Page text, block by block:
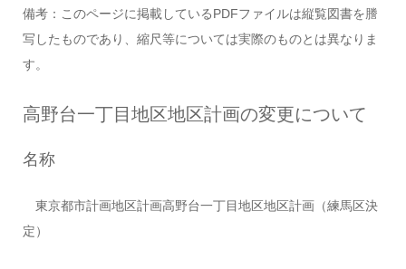
備考：このページに掲載しているPDFファイルは縦覧図書を謄
写したものであり、縮尺等については実際のものとは異なりま
す。
高野台一丁目地区地区計画の変更について
名称
東京都市計画地区計画高野台一丁目地区地区計画（練馬区決
定）